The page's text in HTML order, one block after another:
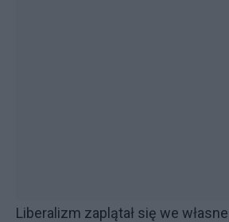
Liberalizm zaplątał się we